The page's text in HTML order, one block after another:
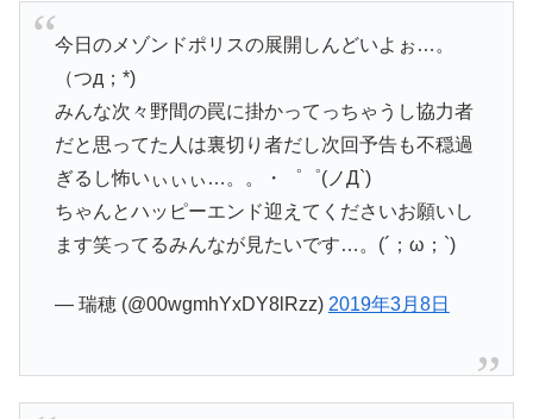
今日のメゾンドポリスの展開しんどいよぉ…。
（つд；*)
みんな次々野間の罠に掛かってっちゃうし協力者
だと思ってた人は裏切り者だし次回予告も不穏過
ぎるし怖いぃぃぃ…。。・゜゜(ノД`)
ちゃんとハッピーエンド迎えてくださいお願いし
ます笑ってるみんなが見たいです…。(´；ω；`)
— 瑞穂 (@00wgmhYxDY8lRzz) 2019年3月8日